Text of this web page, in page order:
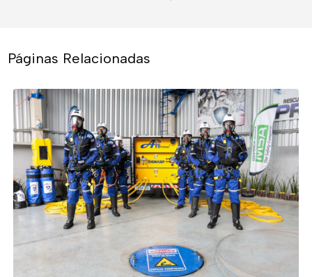
Páginas Relacionadas